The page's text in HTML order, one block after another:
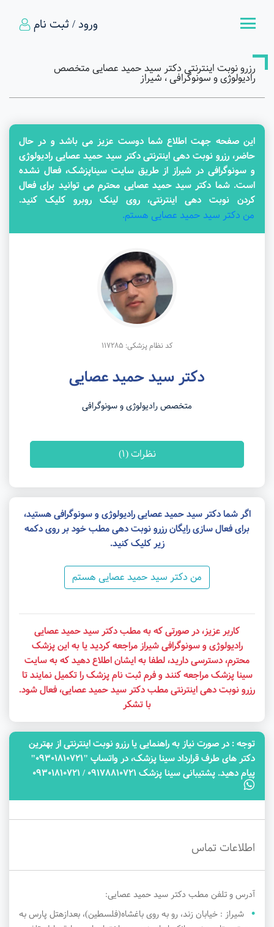
ورود / ثبت نام
رزرو نوبت اینترنتی دکتر سید حمید عصایی متخصص
رادیولوژی و سونوگرافی ، شیراز
این صفحه جهت اطلاع شما دوست عزیز می باشد و در حال
حاضر، رزرو نوبت دهی اینترنتی دکتر سید حمید عصایی رادیولوژی
و سونوگرافی در شیراز از طریق سایت سیناپزشک، فعال نشده
است. شما دکتر سید حمید عصایی محترم می توانید برای فعال
کردن نوبت دهی اینترنتی، روی لینک روبرو کلیک کنید.
من دکتر سید حمید عصایی هستم.
کد نظام پزشکی: 117285
دکتر سید حمید عصایی
متخصص رادیولوژی و سونوگرافی
نظرات (1)
اگر شما دکتر سید حمید عصایی رادیولوژی و سونوگرافی هستید،
برای فعال سازی رایگان رزرو نوبت دهی مطب خود بر روی دکمه
زیر کلیک کنید.
من دکتر سید حمید عصایی هستم
کاربر عزیز، در صورتی که به مطب دکتر سید حمید عصایی
رادیولوژی و سونوگرافی شیراز مراجعه کردید یا به این پزشک
محترم، دسترسی دارید، لطفا به ایشان اطلاع دهید که به سایت
سینا پزشک مراجعه کنند و فرم ثبت نام پزشک را تکمیل نمایند تا
رزرو نوبت دهی اینترنتی مطب دکتر سید حمید عصایی، فعال شود.
با تشکر
توجه‌ : در صورت نیاز به راهنمایی یا رزرو نوبت اینترنتی از بهترین
دکتر های طرف قرارداد سینا پزشک، در واتساپ "09301810721"
پیام دهید. پشتیبانی سینا پزشک 09178810721 / 09301810721
اطلاعات تماس
آدرس و تلفن مطب دکتر سید حمید عصایی:
شیراز : خیابان زند، رو به روی باغشاه(فلسطین)، بعدازهتل پارس به